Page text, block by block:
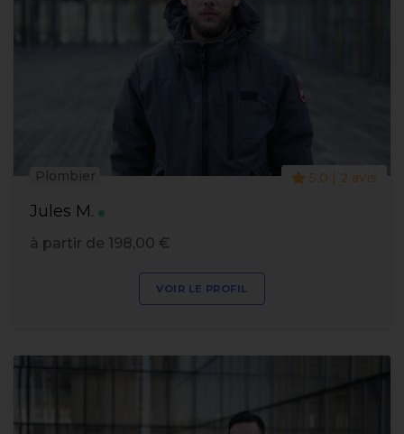
Jules M.
Plombier 5.0 | 2 avis
à partir de 198,00 €
VOIR LE PROFIL